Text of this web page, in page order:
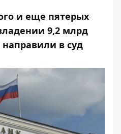
и еще пятерых
9,2 млрд
в суд